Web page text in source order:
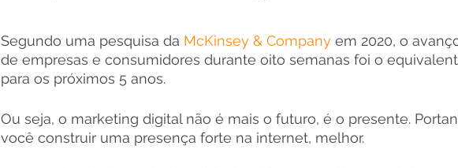
Segundo uma pesquisa da McKinsey & Company em 2020, o
de empresas e consumidores durante oito semanas foi o
para os próximos 5 anos.
Ou seja, o marketing digital não é mais o futuro, é o presente.
você construir uma presença forte na internet, melhor.